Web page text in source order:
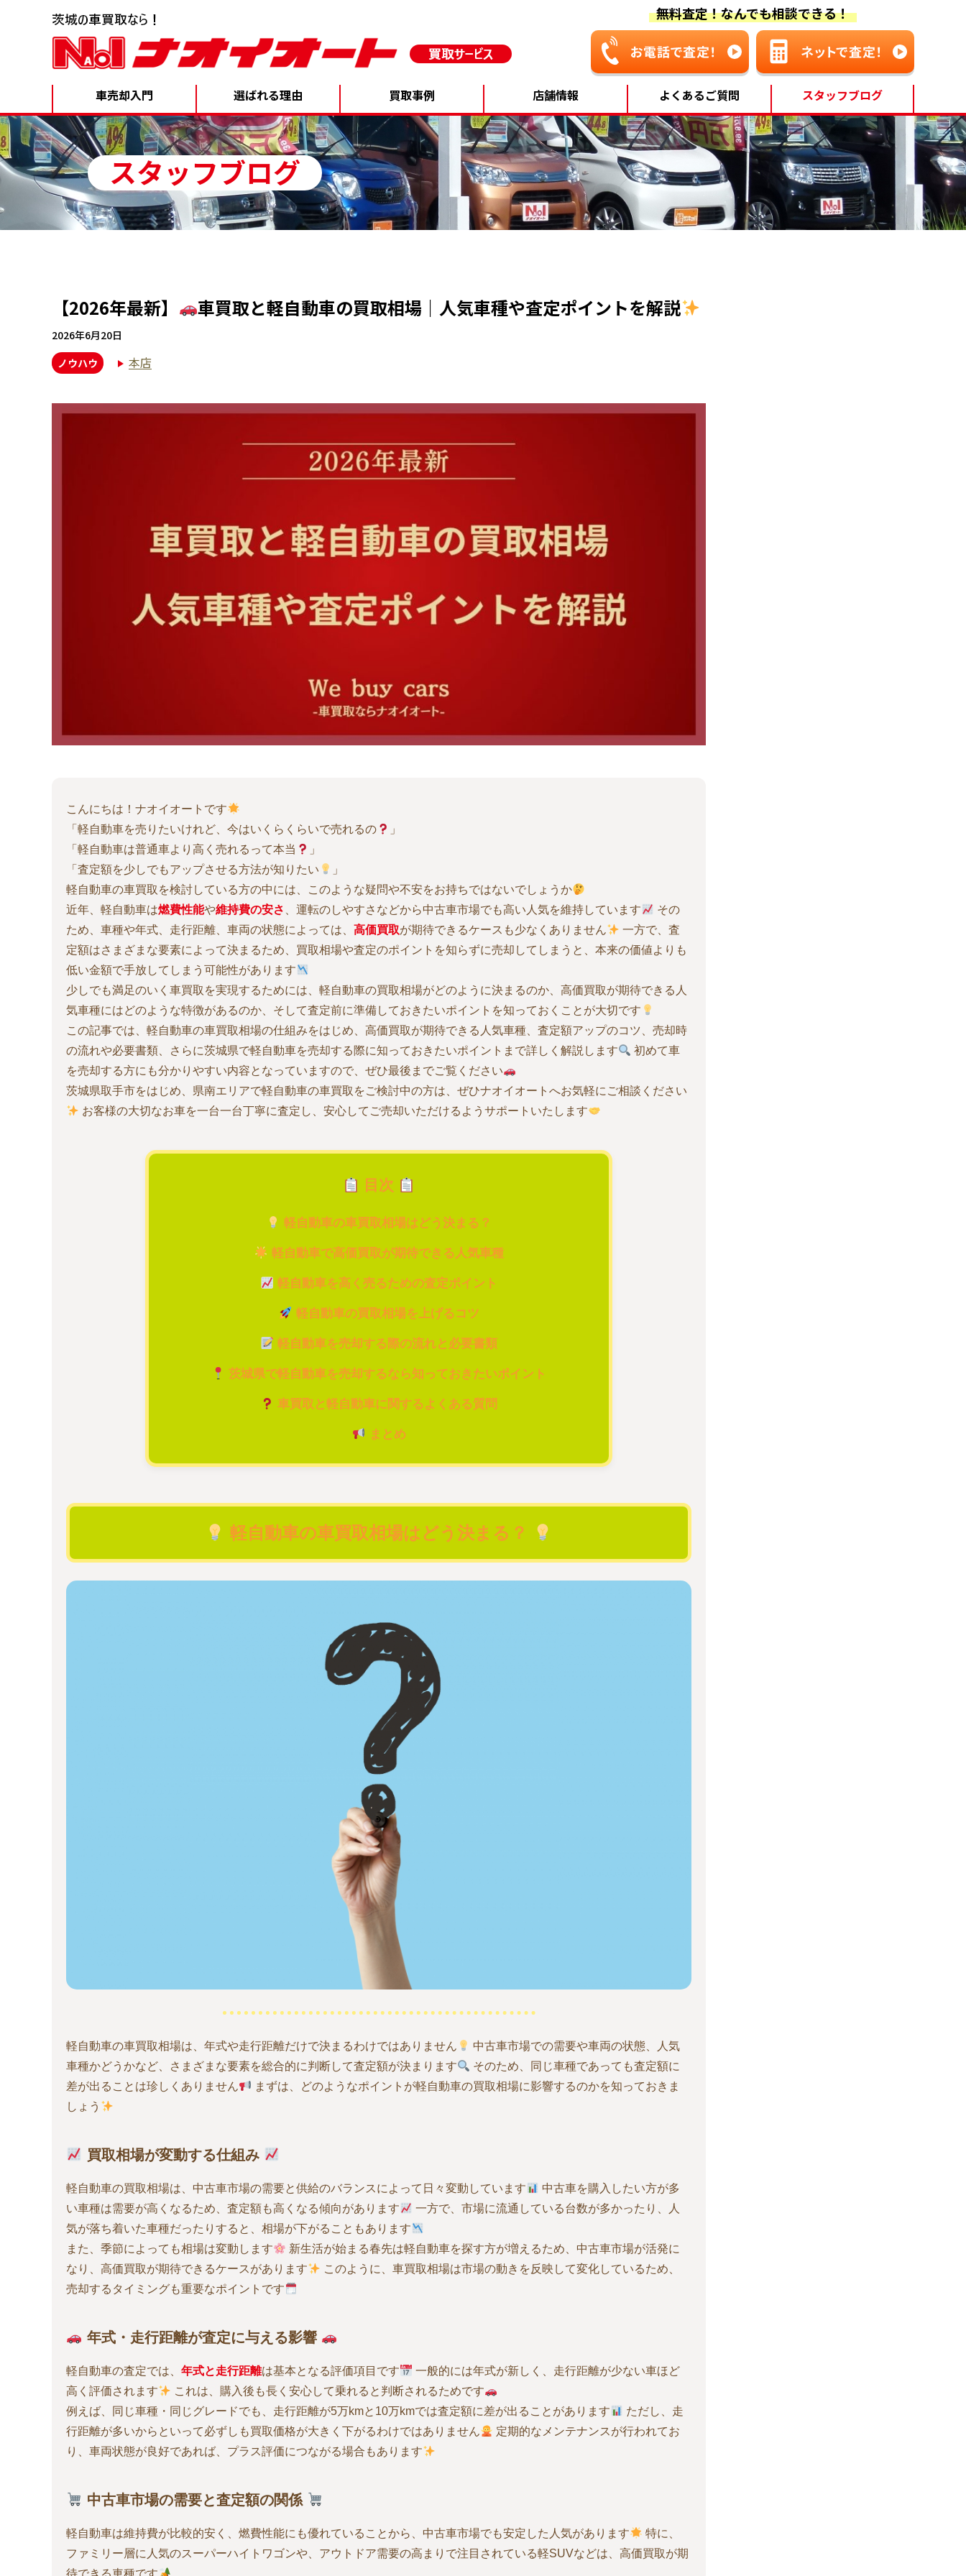
無料査定！なんでも相談できる！
車売却入門 選ばれる理由 買取事例 店舗情報 よくあるご質問 スタッフブログ
スタッフブログ
【2026年最新】 車買取と軽自動車の買取相場｜人気車種や査定ポイントを解説
2026年6月20日
ノウハウ
本店
こんにちは！ナオイオートです
「軽自動車を売りたいけれど、今はいくらくらいで売れるの
」
「軽自動車は普通車より高く売れるって本当
」
「査定額を少しでもアップさせる方法が知りたい
」
軽自動車の車買取を検討している方の中には、このような疑問や不安をお持ちではないでしょうか
近年、軽自動車は燃費性能や維持費の安さ 、運転のしやすさなどから中古車市場でも高い人気を維持しています
その
ため、車種や年式、走行距離、車両の状態によっては、 高価買取が期待できるケースも少なくありません
一方で、査
定額はさまざまな要素によって決まるため、買取相場や査定のポイントを知らずに売却してしまうと、本来の価値よりも
低い金額で手放してしまう可能性があります
少しでも満足のいく車買取を実現するためには、軽自動車の買取相場がどのように決まるのか、高価買取が期待できる人
気車種にはどのような特徴があるのか、そして査定前に準備しておきたいポイントを知っておくことが大切です
この記事では、軽自動車の車買取相場の仕組みをはじめ、高価買取が期待できる人気車種、査定額アップのコツ、売却時
の流れや必要書類、さらに茨城県で軽自動車を売却する際に知っておきたいポイントまで詳しく解説します
初めて車
を売却する方にも分かりやすい内容となっていますので、ぜひ最後までご覧ください
茨城県取手市をはじめ、県南エリアで軽自動車の車買取をご検討中の方は、ぜひナオイオートへお気軽にご相談ください
お客様の大切なお車を一台一台丁寧に査定し、安心してご売却いただけるようサポートいたします
目次
軽自動車の車買取相場はどう決まる？
軽自動車で高価買取が期待できる人気車種
軽自動車を高く売るための査定ポイント
軽自動車の買取相場を上げるコツ
軽自動車を売却する際の流れと必要書類
茨城県で軽自動車を売却するなら知っておきたいポイント
車買取と軽自動車に関するよくある質問
まとめ
軽自動車の車買取相場はどう決まる？
軽自動車の車買取相場は、年式や走行距離だけで決まるわけではありません
中古車市場での需要や車両の状態、人気
車種かどうかなど、さまざまな要素を総合的に判断して査定額が決まります
そのため、同じ車種であっても査定額に
差が出ることは珍しくありません
まずは、どのようなポイントが軽自動車の買取相場に影響するのかを知っておきま
しょう
買取相場が変動する仕組み
軽自動車の買取相場は、中古車市場の需要と供給のバランスによって日々変動しています
中古車を購入したい方が多
い車種は需要が高くなるため、査定額も高くなる傾向があります
一方で、市場に流通している台数が多かったり、人
気が落ち着いた車種だったりすると、相場が下がることもあります
また、季節によっても相場は変動します
新生活が始まる春先は軽自動車を探す方が増えるため、中古車市場が活発に
なり、高価買取が期待できるケースがあります
このように、車買取相場は市場の動きを反映して変化しているため、
売却するタイミングも重要なポイントです
年式・走行距離が査定に与える影響
軽自動車の査定では、 年式と走行距離は基本となる評価項目です
一般的には年式が新しく、走行距離が少ない車ほど
高く評価されます
これは、購入後も長く安心して乗れると判断されるためです
例えば、同じ車種・同じグレードでも、走行距離が5万kmと10万kmでは査定額に差が出ることがあります
ただし、走
行距離が多いからといって必ずしも買取価格が大きく下がるわけではありません
定期的なメンテナンスが行われてお
り、車両状態が良好であれば、プラス評価につながる場合もあります
中古車市場の需要と査定額の関係
軽自動車は維持費が比較的安く、燃費性能にも優れていることから、中古車市場でも安定した人気があります
特に、
ファミリー層に人気のスーパーハイトワゴンや、アウトドア需要の高まりで注目されている軽SUVなどは、高価買取が期